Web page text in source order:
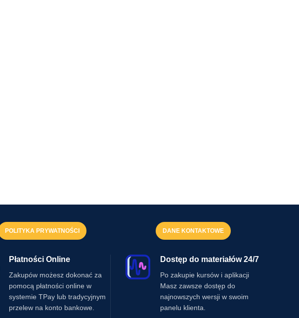
POLITYKA PRYWATNOŚCI DANE KONTAKTOWE
Płatności Online
Zakupów możesz dokonać za
pomocą płatności online w
systemie TPay lub tradycyjnym
przelew na konto bankowe.
Dostęp do materiałów 24/7
Po zakupie kursów i aplikacji
Masz zawsze dostęp do
najnowszych wersji w swoim
panelu klienta.